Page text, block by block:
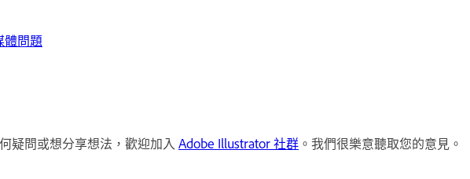
體問題
疑問或想分享想法，歡迎加入 Adobe Illustrator 社群 。我們很樂意聽取您的意見。